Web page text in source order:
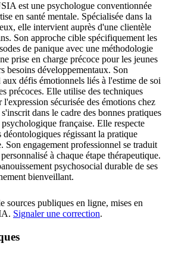
est une psychologue conventionnée
en santé mentale. Spécialisée dans la
elle intervient auprès d'une clientèle
Son approche cible spécifiquement les
de panique avec une méthodologie
prise en charge précoce pour les jeunes
besoins développementaux. Son
aux défis émotionnels liés à l'estime de soi
précoces. Elle utilise des techniques
sécurisée des émotions chez
dans le cadre des bonnes pratiques
française. Elle respecte
régissant la pratique
Son engagement professionnel se traduit
à chaque étape thérapeutique.
psychosocial durable de ses
bienveillant.
sources publiques en ligne, mises en
Signaler une correction.